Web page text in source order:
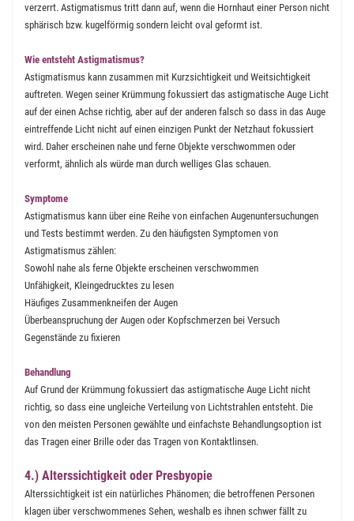
verzerrt. Astigmatismus tritt dann auf, wenn die Hornhaut einer Person nicht
sphärisch bzw. kugelförmig sondern leicht oval geformt ist.
Wie entsteht Astigmatismus?
Astigmatismus kann zusammen mit Kurzsichtigkeit und Weitsichtigkeit
auftreten. Wegen seiner Krümmung fokussiert das astigmatische Auge Licht
auf der einen Achse richtig, aber auf der anderen falsch so dass in das Auge
eintreffende Licht nicht auf einen einzigen Punkt der Netzhaut fokussiert
wird. Daher erscheinen nahe und ferne Objekte verschwommen oder
verformt, ähnlich als würde man durch welliges Glas schauen.
Symptome
Astigmatismus kann über eine Reihe von einfachen Augenuntersuchungen
und Tests bestimmt werden. Zu den häufigsten Symptomen von
Astigmatismus zählen:
Sowohl nahe als ferne Objekte erscheinen verschwommen
Unfähigkeit, Kleingedrucktes zu lesen
Häufiges Zusammenkneifen der Augen
Überbeanspruchung der Augen oder Kopfschmerzen bei Versuch
Gegenstände zu fixieren
Behandlung
Auf Grund der Krümmung fokussiert das astigmatische Auge Licht nicht
richtig, so dass eine ungleiche Verteilung von Lichtstrahlen entsteht. Die
von den meisten Personen gewählte und einfachste Behandlungsoption ist
das Tragen einer Brille oder das Tragen von Kontaktlinsen.
4.) Alterssichtigkeit oder Presbyopie
Alterssichtigkeit ist ein natürliches Phänomen; die betroffenen Personen
klagen über verschwommenes Sehen, weshalb es ihnen schwer fällt zu